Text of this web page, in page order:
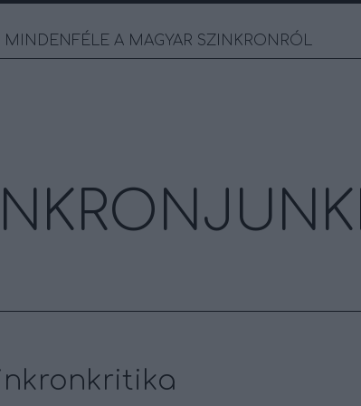
MINDENFÉLE A MAGYAR SZINKRONRÓL